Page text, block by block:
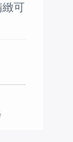
可